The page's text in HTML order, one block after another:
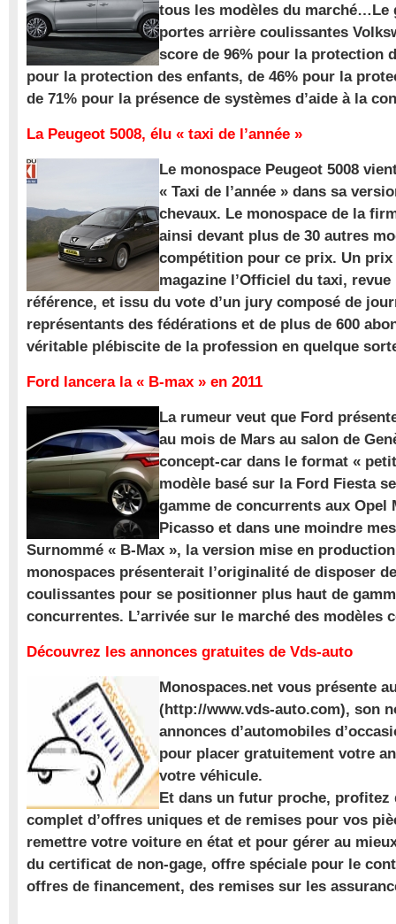
tous les modèles du marché…Le
portes arrière coulissantes
score de 96% pour la protection
pour la protection des enfants, de 46% pour la
de 71% pour la présence de systèmes d’aide à la
La Peugeot 5008, élu « taxi de l’année »
Le monospace Peugeot 5008
« Taxi de l’année » dans sa
chevaux. Le monospace de la
ainsi devant plus de 30 autres
compétition pour ce prix. Un
magazine l’Officiel du taxi,
référence, et issu du vote d’un jury composé de
représentants des fédérations et de plus de 600
véritable plébiscite de la profession en quelque
Ford lancera la « B-max » en 2011
La rumeur veut que Ford
au mois de Mars au salon de
concept-car dans le format «
modèle basé sur la Ford Fiesta
gamme de concurrents aux Opel
Picasso et dans une moindre
Surnommé « B-Max », la version mise en
monospaces présenterait l’originalité de disposer
coulissantes pour se positionner plus haut de
concurrentes. L’arrivée sur le marché des modèles
Découvrez les annonces gratuites de Vds-auto
Monospaces.net vous présente
(http://www.vds-auto.com), son
annonces d’automobiles
pour placer gratuitement votre
votre véhicule.
Et dans un futur proche, profitez
complet d’offres uniques et de remises pour vos
remettre votre voiture en état et pour gérer au
du certificat de non-gage, offre spéciale pour le
offres de financement, des remises sur les